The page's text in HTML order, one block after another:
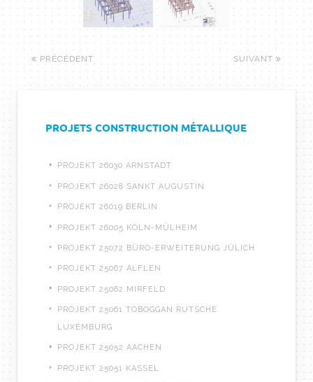
PRÉCÉDENT SUIVANT
PROJETS CONSTRUCTION MÉTALLIQUE
PROJEKT 26030 ARNSTADT
PROJEKT 26028 SANKT AUGUSTIN
PROJEKT 26019 BERLIN
PROJEKT 26005 KÖLN-MÜLHEIM
PROJEKT 25072 BÜRO-ERWEITERUNG JÜLICH
PROJEKT 25067 ALFLEN
PROJEKT 25062 MIRFELD
PROJEKT 25061 TOBOGGAN RUTSCHE
LUXEMBURG
PROJEKT 25052 AACHEN
PROJEKT 25051 KASSEL